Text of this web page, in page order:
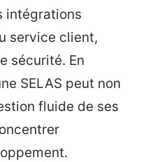
intégrations
service client,
sécurité. En
SELAS peut non
fluide de ses